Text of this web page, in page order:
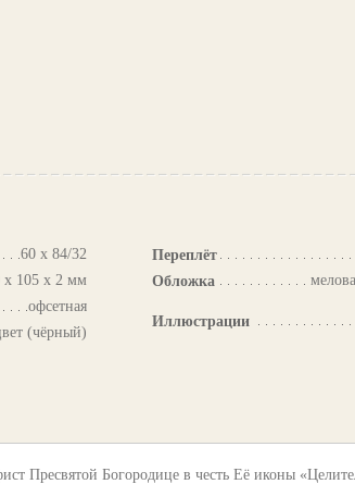
60 х 84/32
х 105 х 2 мм
офсетная
(чёрный)
Переплёт
Обложка
Иллюстрации
Пресвятой Богородице в честь Её иконы